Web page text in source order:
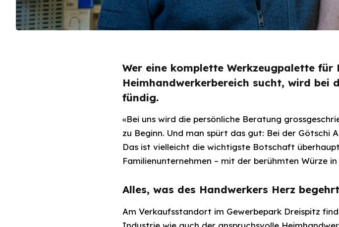
Wer eine komplette Werkzeugpalette
Heimhandwerkerbereich sucht, wird bei
fündig.
«Bei uns wird die persönliche Beratung
zu Beginn. Und man spürt das gut: Bei der Götschi
Das ist vielleicht die wichtigste Botschaft
Familienunternehmen – mit der berühmten Würze
Alles, was des Handwerkers Herz begehrt
Am Verkaufsstandort im Gewerbepark Dreispitz